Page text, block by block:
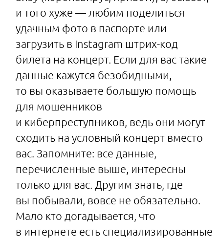
и того хуже — любим поделиться
удачным фото в паспорте или
загрузить в Instagram штрих-код
билета на концерт. Если для вас такие
данные кажутся безобидными,
то вы оказываете большую помощь
для мошенников
и киберпреступников, ведь они могут
сходить на условный концерт вместо
вас. Запомните: все данные,
перечисленные выше, интересны
только для вас. Другим знать, где
вы побывали, вовсе не обязательно.
Мало кто догадывается, что
в интернете есть специализированные